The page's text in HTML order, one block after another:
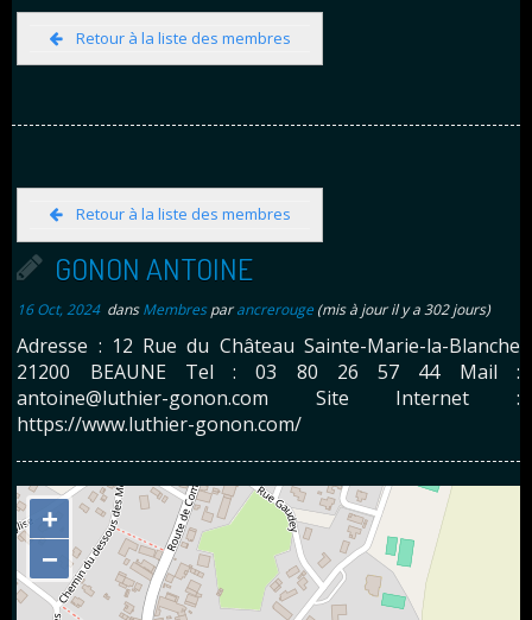
Retour à la liste des membres
Retour à la liste des membres
GONON ANTOINE
16 Oct, 2024dansMembresparancrerouge (mis à jour il y a 302 jours)
Adresse : 12 Rue du Château Sainte-Marie-la-Blanche
21200 BEAUNE Tel : 03 80 26 57 44 Mail :
antoine@luthier-gonon.com Site Internet :
https://www.luthier-gonon.com/